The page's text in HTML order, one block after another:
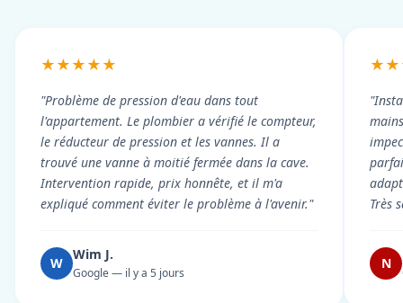
★★★★★
"Problème de pression d'eau dans tout
l'appartement. Le plombier a vérifié le compteur,
le réducteur de pression et les vannes. Il a
trouvé une vanne à moitié fermée dans la cave.
Intervention rapide, prix honnête, et il m'a
expliqué comment éviter le problème à l'avenir."
W
Wim J.
Google — il y a 5 jours
Très
N